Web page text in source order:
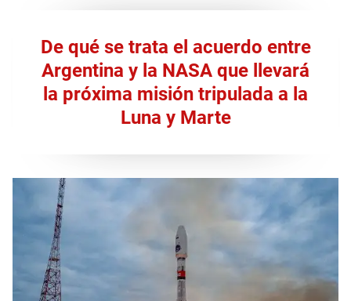
De qué se trata el acuerdo entre
Argentina y la NASA que llevará
la próxima misión tripulada a la
Luna y Marte